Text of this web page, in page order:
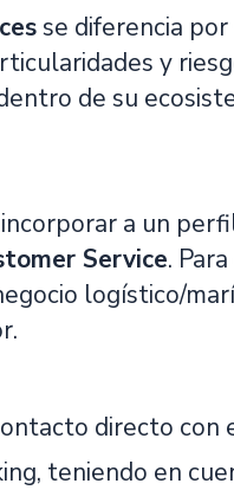
se diferencia
y
de su
a un
Service.
logístico/
directo con
teniendo en